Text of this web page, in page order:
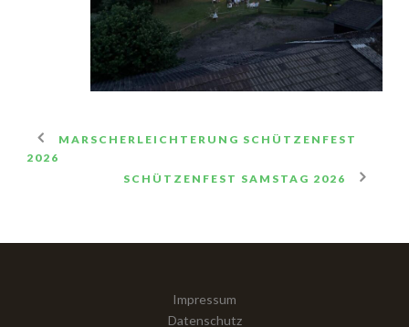
MARSCHERLEICHTERUNG SCHÜTZENFEST
2026
SCHÜTZENFEST SAMSTAG 2026
Impressum
Datenschutz